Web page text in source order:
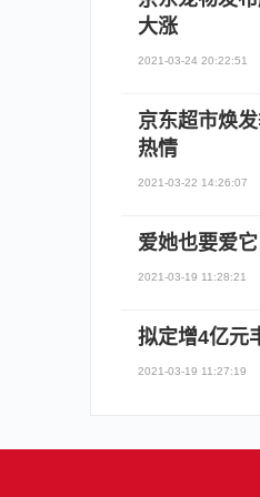
大涨
2021-03-24 20:22:51
京东超市焕
热情
2021-03-22 14:26:07
爱她也要爱
2021-03-19 11:28:21
拟定增4亿元
2021-03-19 11:27:19